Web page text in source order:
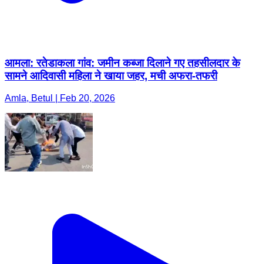
आमला: रतेडाकला गांव: जमीन कब्जा दिलाने गए तहसीलदार के
सामने आदिवासी महिला ने खाया जहर, मची अफरा-तफरी
Amla, Betul | Feb 20, 2026